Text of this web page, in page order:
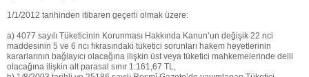
1/1/2012 tarihinden itibaren geçerli olmak üzere:
a) 4077 sayılı Tüketicinin Korunması Hakkında Kanun’un değişik 22 nci
maddesinin 5 ve 6 ncı fıkrasındaki tüketici sorunları hakem heyetlerinin
kararlarının bağlayıcı olacağına ilişkin üst veya tüketici mahkemelerinde delil
olacağına ilişkin alt parasal sınır 1.161,67 TL,